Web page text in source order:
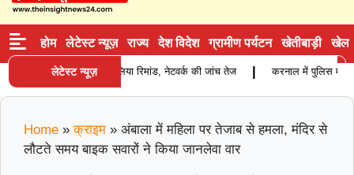
होम लेटेस्ट न्यूज़ राज्य देश विदेश ग्रामीण पर्यटन खेतीबाड़ी खेल
लेटेस्ट न्यूज़
को प्रोडक्शन वारंट पर लिया रिमांड, नेटवर्क की जांच तेज करनाल में पुलिस मुठभेड़:
Home » क्राइम »अंबाला में महिला पर तेजाब से हमला, मंदिर से
लौटते समय बाइक सवारों ने किया जानलेवा वार